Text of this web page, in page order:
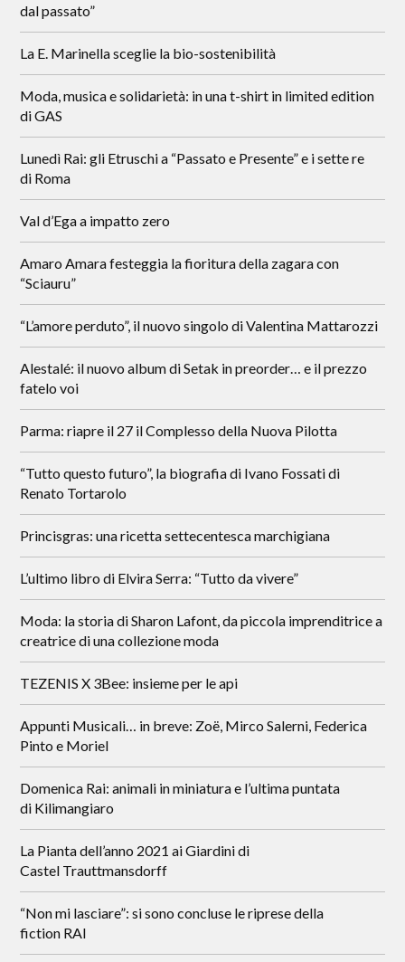
dal passato”
La E. Marinella sceglie la bio-sostenibilità
Moda, musica e solidarietà: in una t-shirt in limited edition
di GAS
Lunedì Rai: gli Etruschi a “Passato e Presente” e i sette re
di Roma
Val d’Ega a impatto zero
Amaro Amara festeggia la fioritura della zagara con
“Sciauru”
“L’amore perduto”, il nuovo singolo di Valentina Mattarozzi
Alestalé: il nuovo album di Setak in preorder… e il prezzo
fatelo voi
Parma: riapre il 27 il Complesso della Nuova Pilotta
“Tutto questo futuro”, la biografia di Ivano Fossati di
Renato Tortarolo
Princisgras: una ricetta settecentesca marchigiana
L’ultimo libro di Elvira Serra: “Tutto da vivere”
Moda: la storia di Sharon Lafont, da piccola imprenditrice a
creatrice di una collezione moda
TEZENIS X 3Bee: insieme per le api
Appunti Musicali… in breve: Zoë, Mirco Salerni, Federica
Pinto e Moriel
Domenica Rai: animali in miniatura e l’ultima puntata
di Kilimangiaro
La Pianta dell’anno 2021 ai Giardini di
Castel Trauttmansdorff
“Non mi lasciare”: si sono concluse le riprese della
fiction RAI